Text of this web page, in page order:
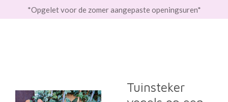
direct
*Opgelet voor de zomer aangepaste openingsuren*
Tuinsteker